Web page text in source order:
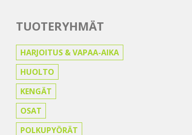
TUOTERYHMÄT
HARJOITUS & VAPAA-AIKA
HUOLTO
KENGÄT
OSAT
POLKUPYÖRÄT